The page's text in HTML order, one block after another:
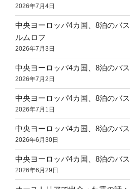
2026年7月4日
中央ヨーロッパ4カ国、8泊のバ
ルムロフ
2026年7月3日
中央ヨーロッパ4カ国、8泊のバ
2026年7月2日
中央ヨーロッパ4カ国、8泊のバ
2026年7月1日
中央ヨーロッパ4カ国、8泊のバ
2026年6月30日
中央ヨーロッパ4カ国、8泊のバ
2026年6月29日